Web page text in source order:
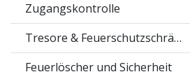
Zugangskontrolle
Tresore & Feuerschutzschränke
Feuerlöscher und Sicherheit